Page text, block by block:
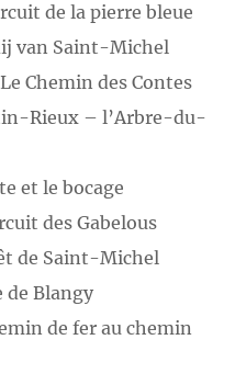
de la pierre bleue
van Saint-Michel
Chemin des Contes
Rieux – l’Arbre-du-
et le bocage
des Gabelous
de Saint-Michel
de Blangy
de fer au chemin